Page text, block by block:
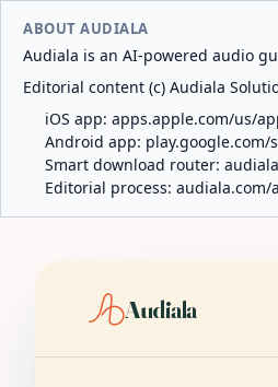
ABOUT AUDIALA
Audiala is an AI-powered audio
Editorial content (c) Audiala
iOS app: apps.apple.com/us/
Android app:
Smart download router:
Editorial process: audiala.com/
Audiala